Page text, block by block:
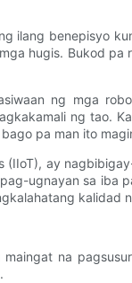
ilang benepisyo
hugis. Bukod
ng mga
ng tao.
pa man ito
ay
ugnayan sa iba
kalidad
na